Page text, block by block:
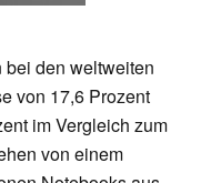
bei den weltweiten
von 17,6 Prozent
im Vergleich zum
von einem